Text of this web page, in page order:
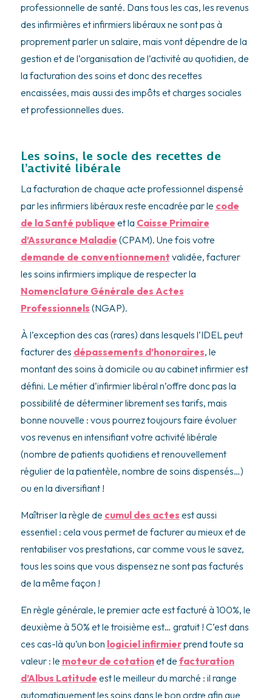
professionnelle de santé. Dans tous les cas, les revenus
des infirmières et infirmiers libéraux ne sont pas à
proprement parler un salaire, mais vont dépendre de la
gestion et de l’organisation de l’activité au quotidien, de
la facturation des soins et donc des recettes
encaissées, mais aussi des impôts et charges sociales
et professionnelles dues.
Les soins, le socle des recettes de
l’activité libérale
La facturation de chaque acte professionnel dispensé
par les infirmiers libéraux reste encadrée par le code
de la Santé publique et la Caisse Primaire
d’Assurance Maladie (CPAM). Une fois votre
demande de conventionnement validée, facturer
les soins infirmiers implique de respecter la
Nomenclature Générale des Actes
Professionnels (NGAP).
À l’exception des cas (rares) dans lesquels l’IDEL peut
facturer des dépassements d’honoraires, le
montant des soins à domicile ou au cabinet infirmier est
défini. Le métier d’infirmier libéral n’offre donc pas la
possibilité de déterminer librement ses tarifs, mais
bonne nouvelle : vous pourrez toujours faire évoluer
vos revenus en intensifiant votre activité libérale
(nombre de patients quotidiens et renouvellement
régulier de la patientèle, nombre de soins dispensés…)
ou en la diversifiant !
Maîtriser la règle de cumul des actes est aussi
essentiel : cela vous permet de facturer au mieux et de
rentabiliser vos prestations, car comme vous le savez,
tous les soins que vous dispensez ne sont pas facturés
de la même façon !
En règle générale, le premier acte est facturé à 100%, le
deuxième à 50% et le troisième est… gratuit ! C’est dans
ces cas-là qu’un bon logiciel infirmierprend toute sa
valeur : le moteur de cotationet de facturation
d’Albus Latitude est le meilleur du marché : il range
automatiquement les soins dans le bon ordre afin que